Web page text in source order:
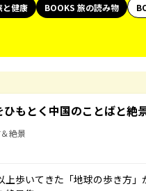
と健康 BOOKS 旅の読み物
もとく中国のことばと絶
絶景
上歩いてきた「地球の歩き方